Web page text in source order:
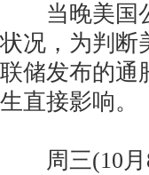
当晚美国公
状况，为判断
联储发布的通
生直接影响。
周三(10月8